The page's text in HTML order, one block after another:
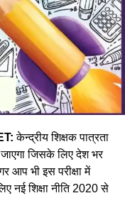
केन्द्रीय शिक्षक पात्रता
जिसके लिए देश भर
आप भी इस परीक्षा में
नई शिक्षा नीति 2020 से